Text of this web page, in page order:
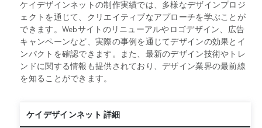
ケイデザインネットの制作実績では、多様なデザインプロジ
ェクトを通じて、クリエイティブなアプローチを学ぶことが
できます。Webサイトのリニューアルやロゴデザイン、広告
キャンペーンなど、実際の事例を通じてデザインの効果とイ
ンパクトを確認できます。また、最新のデザイン技術やトレ
ンドに関する情報も提供されており、デザイン業界の最前線
を知ることができます。
ケイデザインネット 詳細